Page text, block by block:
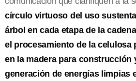
círculo virtuoso del uso
árbol en cada etapa de la
el procesamiento de la celulosa
en la madera para construcción
generación de energías limpias